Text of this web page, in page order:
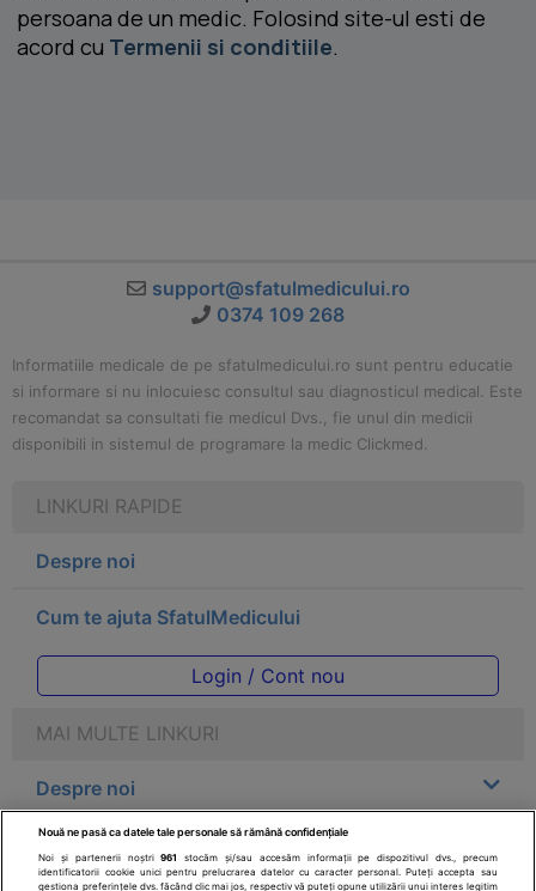
persoana de un medic. Folosind site-ul esti de
acord cu Termenii si conditiile.
support@sfatulmedicului.ro
0374 109 268
Informatiile medicale de pe sfatulmedicului.ro sunt pentru educatie
si informare si nu inlocuiesc consultul sau diagnosticul medical. Este
recomandat sa consultati fie medicul Dvs., fie unul din medicii
disponibili in sistemul de programare la medic Clickmed.
LINKURI RAPIDE
Despre noi
Cum te ajuta SfatulMedicului
Login / Cont nou
MAI MULTE LINKURI
Despre noi
Legal
Nouă ne pasă ca datele tale personale să rămână confidențiale
Noi și partenerii noștri961
stocăm și/sau accesăm informații pe dispozitivul dvs., precum
identificatorii cookie unici pentru prelucrarea datelor cu caracter personal. Puteți accepta sau
gestiona preferințele dvs. făcând clic mai jos, respectiv vă puteți opune utilizării unui interes legitim